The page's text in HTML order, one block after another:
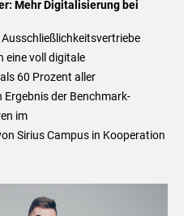
Mehr Digitalisierung bei
eine voll digitale
60 Prozent aller
der Benchmark-
im
Sirius Campus in Kooperation